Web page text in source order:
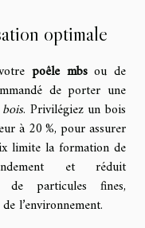
optimale
poêle mbsou de
de porter une
. Privilégiez un bois
à 20 %, pour assurer
limite la formation de
et réduit
de particules fines,
l’environnement.